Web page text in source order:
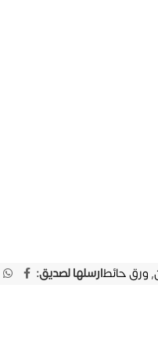
, ورق حائطارسلها لصديق: